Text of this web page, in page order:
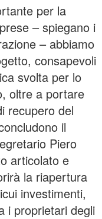
per la
– spiegano i
– abbiamo
consapevoli
svolta per lo
oltre a portare
recupero del
il
Piero
articolato e
la riapertura
investimenti,
i proprietari degli